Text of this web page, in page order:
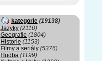
kategorie (19138)
Jazyky (2110)
Geografie (1804)
Historie (1153)
Filmy a seriály (5376)
Hudba (1199)